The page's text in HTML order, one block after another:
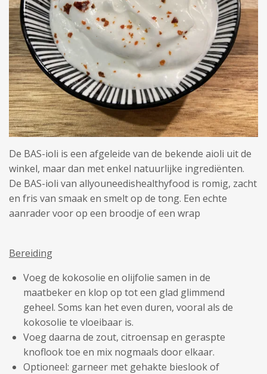
De BAS-ioli is een afgeleide van de bekende aioli uit de
winkel, maar dan met enkel natuurlijke ingrediënten.
De BAS-ioli van allyouneedishealthyfood is romig, zacht
en fris van smaak en smelt op de tong. Een echte
aanrader voor op een broodje of een wrap
Bereiding
Voeg de kokosolie en olijfolie samen in de
maatbeker en klop op tot een glad glimmend
geheel. Soms kan het even duren, vooral als de
kokosolie te vloeibaar is.
Voeg daarna de zout, citroensap en geraspte
knoflook toe en mix nogmaals door elkaar.
Optioneel: garneer met gehakte bieslook of